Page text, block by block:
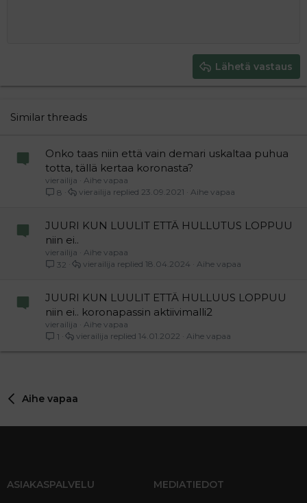
26
Lähetä vastaus
Similar threads
Onko taas niin että vain demari uskaltaa puhua
totta, tällä kertaa koronasta?
vierailija
Aihe vapaa
8
Aihe vapaa
23.09.2021
vierailija
JUURI KUN LUULIT ETTÄ HULLUTUS LOPPUU
niin ei..
vierailija
Aihe vapaa
32
Aihe vapaa
18.04.2024
vierailija
JUURI KUN LUULIT ETTÄ HULLUUS LOPPUU
niin ei.. koronapassin aktiivimalli2
vierailija
Aihe vapaa
1
Aihe vapaa
14.01.2022
vierailija
Aihe vapaa
ASIAKASPALVELU MEDIATIEDOT